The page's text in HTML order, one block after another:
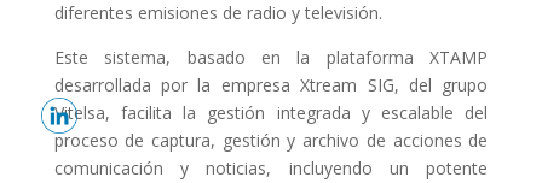
diferentes emisiones de radio y televisión.
Este sistema, basado en la plataforma XTAMP
desarrollada por la empresa Xtream SIG, del grupo
Vitelsa, facilita la gestión integrada y escalable del
proceso de captura, gestión y archivo de acciones de
comunicación y noticias, incluyendo un potente